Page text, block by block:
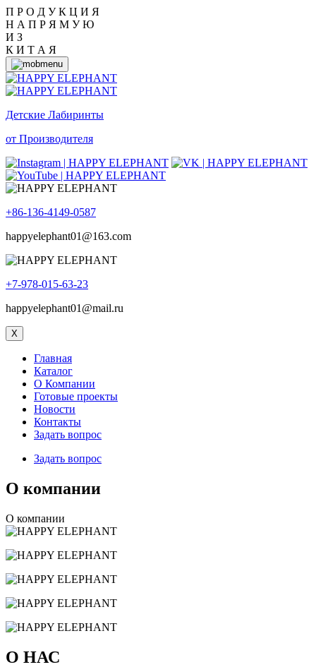
П Р О Д У К Ц И Я
Н А П Р Я М У Ю
И З
К И Т А Я
Детские Лабиринты
от Производителя
+86-136-4149-0587
happyelephant01@163.com
+7-978-015-63-23
happyelephant01@mail.ru
X
Главная
Каталог
О Компании
Готовые проекты
Новости
Контакты
Задать вопрос
Задать вопрос
О компании
О компании
О НАС